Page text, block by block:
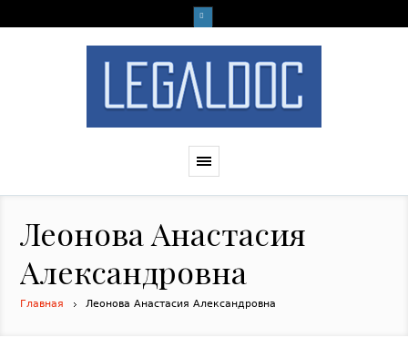
Леонова Анастасия
Александровна
Главная Леонова Анастасия Александровна